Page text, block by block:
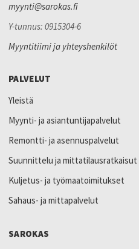
myynti@sarokas.fi
Y-tunnus: 0915304-6
Myyntitiimi ja yhteyshenkilöt
PALVELUT
Yleistä
Myynti- ja asiantuntijapalvelut
Remontti- ja asennuspalvelut
Suunnittelu ja mittatilausratkaisut
Kuljetus- ja työmaatoimitukset
Sahaus- ja mittapalvelut
SAROKAS